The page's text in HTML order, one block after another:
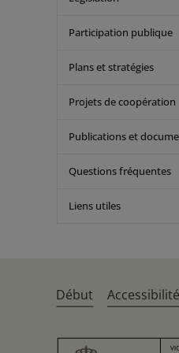
Participation publique
Plans et stratégies
Projets de coopération
Publications et
Questions fréquentes
Liens utiles
Début Accessibilité